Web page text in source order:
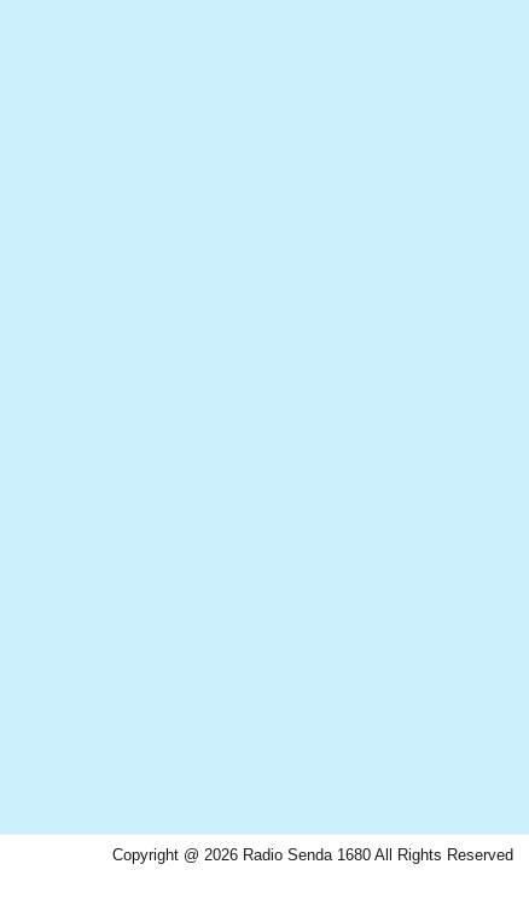
Copyright @ 2026 Radio Senda 1680 All Rights Reserved